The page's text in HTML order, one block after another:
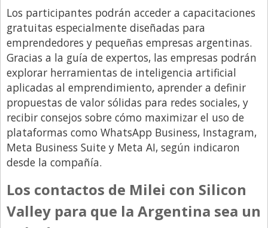
Los participantes podrán acceder a capacitaciones
gratuitas especialmente diseñadas para
emprendedores y pequeñas empresas argentinas.
Gracias a la guía de expertos, las empresas podrán
explorar herramientas de inteligencia artificial
aplicadas al emprendimiento, aprender a definir
propuestas de valor sólidas para redes sociales, y
recibir consejos sobre cómo maximizar el uso de
plataformas como WhatsApp Business, Instagram,
Meta Business Suite y Meta AI, según indicaron
desde la compañía.
Los contactos de Milei con Silicon
Valley para que la Argentina sea un